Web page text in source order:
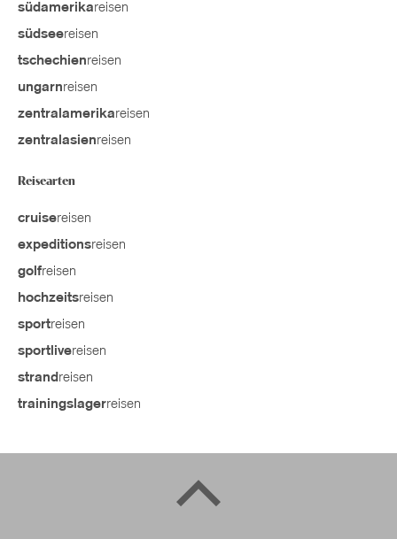
südamerikareisen
südseereisen
tschechienreisen
ungarnreisen
zentralamerikareisen
zentralasienreisen
Reisearten
cruisereisen
expeditionsreisen
golfreisen
hochzeitsreisen
sportreisen
sportlivereisen
strand reisen
trainingslagerreisen